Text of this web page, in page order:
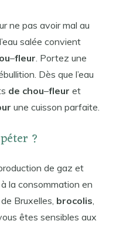
ne pas avoir mal au
salée convient
–fleur . Portez une
Dès que l’eau
de chou–fleur et
une cuisson parfaite.
?
de gaz et
la consommation en
Bruxelles, brocolis
êtes sensibles aux